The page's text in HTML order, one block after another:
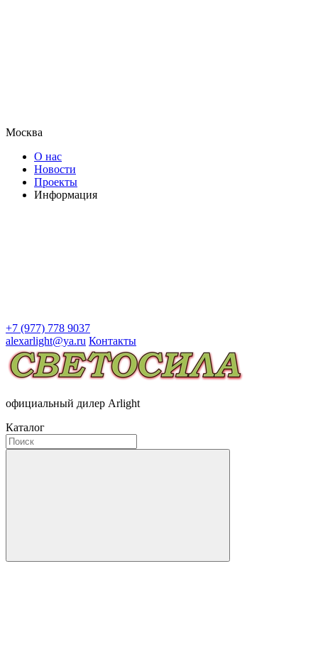
Москва
О нас
Новости
Проекты
Информация
+7 (977) 778 9037
alexarlight@ya.ru Контакты
официальный дилер Arlight
Каталог